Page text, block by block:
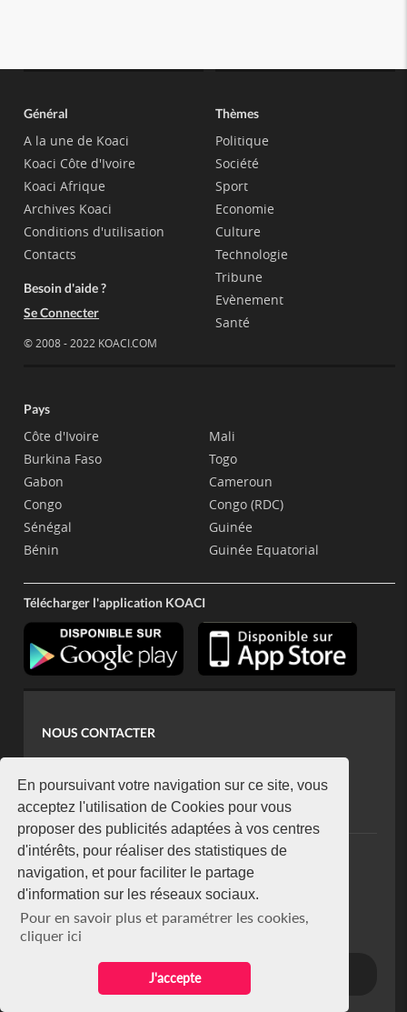
En poursuivant votre navigation sur ce site, vous
acceptez l'utilisation de Cookies pour vous
proposer des publicités adaptées à vos centres
d'intérêts, pour réaliser des statistiques de
navigation, et pour faciliter le partage
d'information sur les réseaux sociaux.
Pour en savoir plus et paramétrer les cookies,
cliquer ici
J'accepte
Général
A la une de Koaci
Koaci Côte d'Ivoire
Koaci Afrique
Archives Koaci
Conditions d'utilisation
Contacts
Besoin d'aide ?
Se Connecter
© 2008 - 2022 KOACI.COM
Thèmes
Politique
Société
Sport
Economie
Culture
Technologie
Tribune
Evènement
Santé
Pays
Côte d'Ivoire
Burkina Faso
Gabon
Congo
Sénégal
Bénin
Mali
Togo
Cameroun
Congo (RDC)
Guinée
Guinée Equatorial
Télécharger l'application KOACI
NOUS CONTACTER
koaci@yahoo.fr
+225 07 08 85 52 93
NEWSLETTER
Restez connecté via notre newsletter
S'abonner
Se désabonner